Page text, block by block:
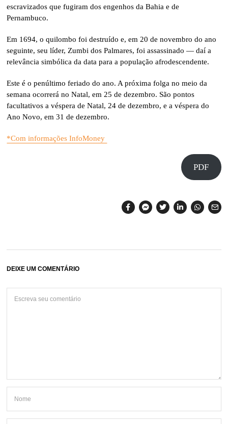
escravizados que fugiram dos engenhos da Bahia e de
Pernambuco.
Em 1694, o quilombo foi destruído e, em 20 de novembro do ano
seguinte, seu líder, Zumbi dos Palmares, foi assassinado — daí a
relevância simbólica da data para a população afrodescendente.
Este é o penúltimo feriado do ano. A próxima folga no meio da
semana ocorrerá no Natal, em 25 de dezembro. São pontos
facultativos a véspera de Natal, 24 de dezembro, e a véspera do
Ano Novo, em 31 de dezembro.
*Com informações InfoMoney
PDF
DEIXE UM COMENTÁRIO